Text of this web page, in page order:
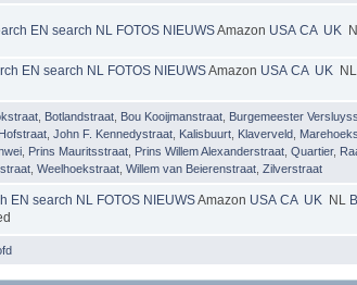
EN search NL FOTOS NIEUWSAmazon USA CA UK
EN search NL FOTOS NIEUWSAmazon USA CA UK NL
Botlandstraat Bou Kooijmanstraat Burgemeester
Hofstraat John F. Kennedystraat Kalisbuurt Klaverveld
Prins Mauritsstraat Prins Willem Alexanderstraat Quartier,
Weelhoekstraat Willem van Beierenstraat Zilverstraat
EN search NL FOTOS NIEUWSAmazon USA CA UK NL